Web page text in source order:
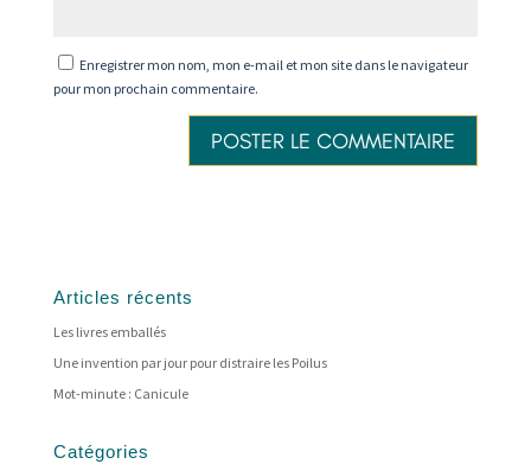
Enregistrer mon nom, mon e-mail et mon site dans le navigateur
pour mon prochain commentaire.
Articles récents
Les livres emballés
Une invention par jour pour distraire les Poilus
Mot-minute : Canicule
Catégories